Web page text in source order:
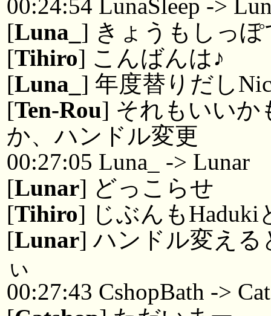
00:24:54 LunaSleep ->
[Luna_ ] きょうもしっ
[Tihiro] こんばんは♪
[Luna_ ] 年度替りだし
[Ten-Rou] それもいい
か、ハンドル変更
00:27:05 Luna_ -> Lunar
[Lunar] どっこらせ
[Tihiro] じぶんもHaduki
[Lunar] ハンドル変える
ぃ
00:27:43 CshopBath ->